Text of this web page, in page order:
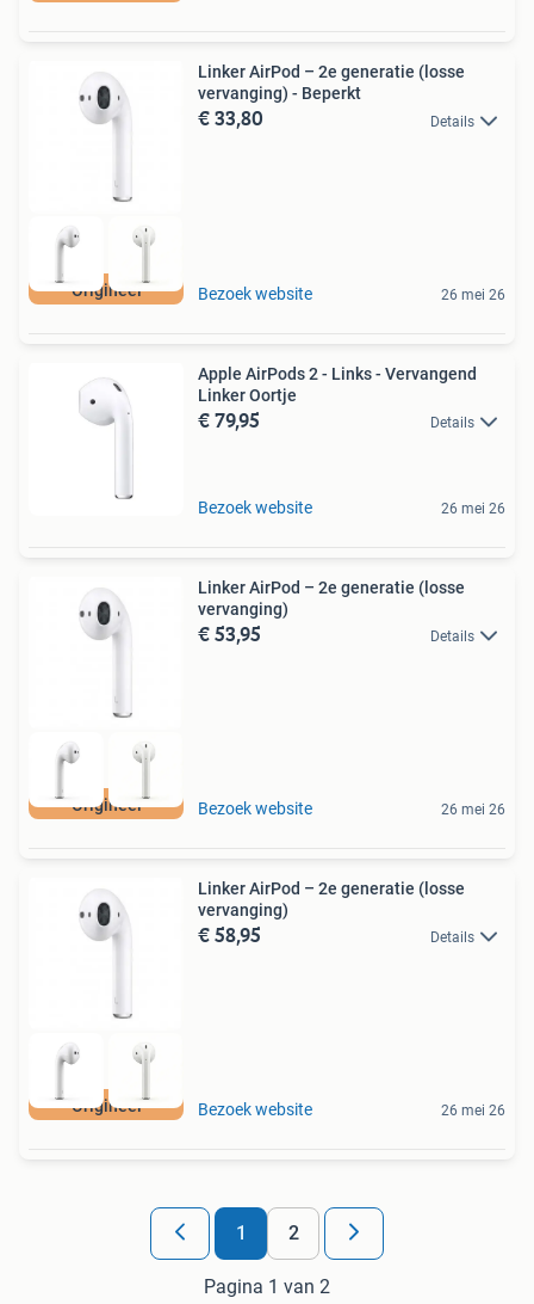
Origineel
Linker AirPod – 2e generatie (losse
vervanging) - Beperkt
€ 33,80 Details
Bezoek website 26 mei 26
Apple AirPods 2 - Links - Vervangend
Linker Oortje
€ 79,95 Details
Bezoek website 26 mei 26
Origineel
Linker AirPod – 2e generatie (losse
vervanging)
€ 53,95 Details
Bezoek website 26 mei 26
Origineel
Linker AirPod – 2e generatie (losse
vervanging)
€ 58,95 Details
Bezoek website 26 mei 26
1 2
Pagina 1 van 2